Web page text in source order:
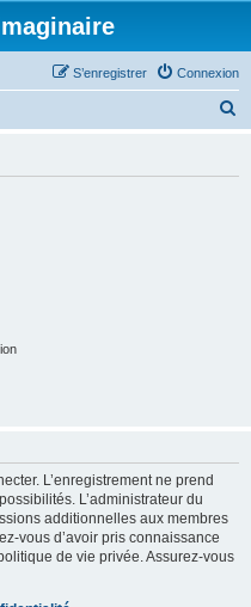
Connexion
S’enregistrer
L’enregistrement ne prend
L’administrateur du
additionnelles aux membres
vous d’avoir pris connaissance
de vie privée. Assurez-vous